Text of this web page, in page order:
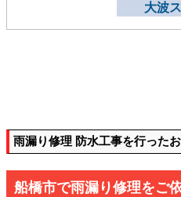
大波
雨漏り修理 防水工事を行った
船橋市で雨漏り修理をご